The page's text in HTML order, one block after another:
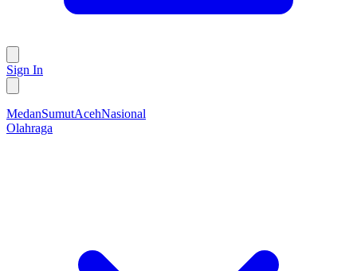
Sign In
MedanSumutAcehNasional
Olahraga